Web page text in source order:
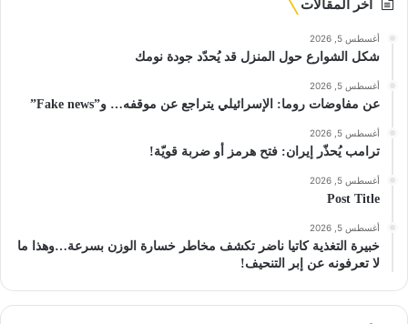
أخر المقالات
أغسطس 5, 2026
شكل الشوارع حول المنزل قد يُحدّد جودة نومك
أغسطس 5, 2026
عن مفاوضات روما: الإسرائيلي يتراجع عن موقفه… و”Fake news”
أغسطس 5, 2026
ترامب يُحذّر إيران: فتح هرمز أو ضربة قويّة!
أغسطس 5, 2026
Post Title
أغسطس 5, 2026
خبيرة التغذية كاتيا ناضر تكشف مخاطر خسارة الوزن بسرعة…وهذا ما
لا تعرفونه عن إبر التنحيف!